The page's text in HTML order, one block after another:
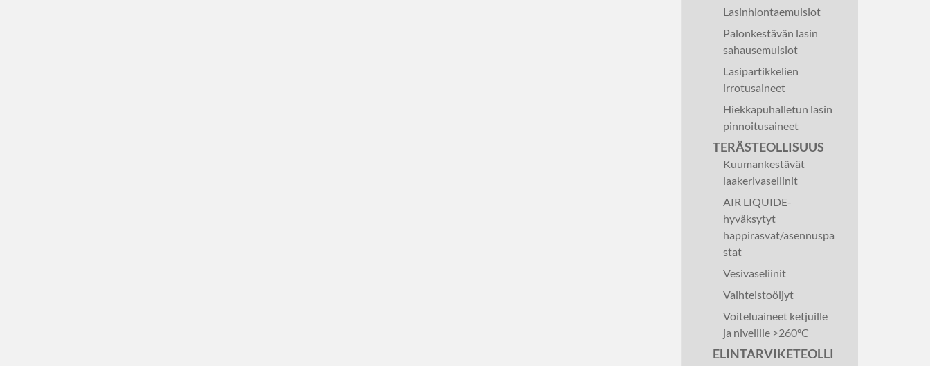
Lasinhiontaemulsiot
Palonkestävän lasin
sahausemulsiot
Lasipartikkelien
irrotusaineet
Hiekkapuhalletun lasin
pinnoitusaineet
TERÄSTEOLLISUUS
Kuumankestävät
laakerivaseliinit
AIR LIQUIDE-
hyväksytyt
happirasvat/asennuspa
stat
Vesivaseliinit
Vaihteistoöljyt
Voiteluaineet ketjuille
ja nivelille >260°C
ELINTARVIKETEOLLI